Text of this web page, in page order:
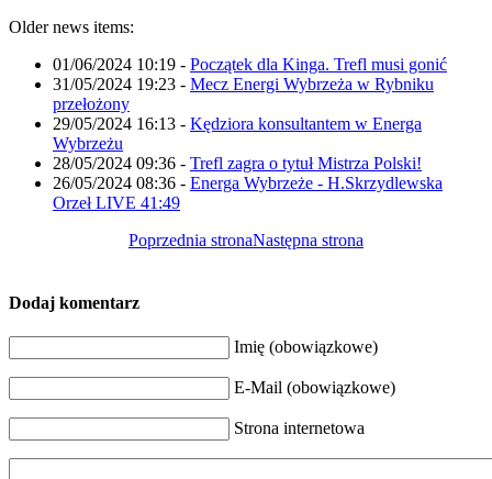
Older news items:
01/06/2024 10:19 - Początek dla Kinga. Trefl musi gonić
31/05/2024 19:23 - Mecz Energi Wybrzeża w Rybniku
przełożony
29/05/2024 16:13 - Kędziora konsultantem w Energa
Wybrzeżu
28/05/2024 09:36 - Trefl zagra o tytuł Mistrza Polski!
26/05/2024 08:36 - Energa Wybrzeże - H.Skrzydlewska
Orzeł LIVE 41:49
Poprzednia stronaNastępna strona
Dodaj komentarz
Imię (obowiązkowe)
E-Mail (obowiązkowe)
Strona internetowa